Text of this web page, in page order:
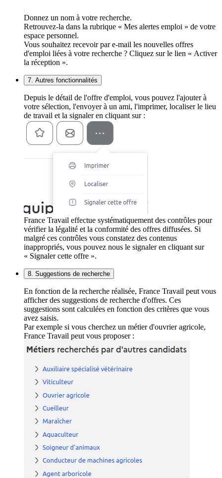
Donnez un nom à votre recherche.
Retrouvez-la dans la rubrique « Mes alertes emploi » de votre
espace personnel.
Vous souhaitez recevoir par e-mail les nouvelles offres
d'emploi liées à votre recherche ? Cliquez sur le lien « Activer
la réception ».
7. Autres fonctionnalités
Depuis le détail de l'offre d'emploi, vous pouvez l'ajouter à
votre sélection, l'envoyer à un ami, l'imprimer, localiser le lieu
de travail et la signaler en cliquant sur :
France Travail effectue systématiquement des contrôles pour
vérifier la légalité et la conformité des offres diffusées. Si
malgré ces contrôles vous constatez des contenus
inappropriés, vous pouvez nous le signaler en cliquant sur
« Signaler cette offre ».
8. Suggestions de recherche
En fonction de la recherche réalisée, France Travail peut vous
afficher des suggestions de recherche d'offres. Ces
suggestions sont calculées en fonction des critères que vous
avez saisis.
Par exemple si vous cherchez un métier d'ouvrier agricole,
France Travail peut vous proposer :